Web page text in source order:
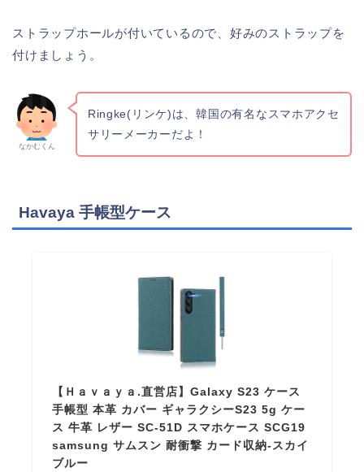
ストラップホールが付いているので、好みのストラップを
付けましょう。
なかむくん
Ringke(リンケ)は、韓国の有名なスマホアクセ
サリーメーカーだよ！
Havaya 手帳型ケース
【Ｈａｖａｙａ.直営店】Galaxy S23 ケース
手帳型 本革 カバー ギャラクシーS23 5g ケー
ス 牛革 レザー SC-51D スマホケース SCG19
samsung サムスン 耐衝撃 カード収納-スカイ
ブルー